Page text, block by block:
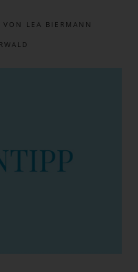
VON LEA BIERMANN